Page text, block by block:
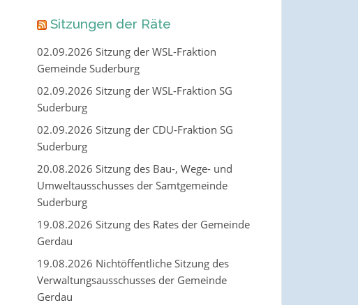
Sitzungen der Räte
02.09.2026 Sitzung der WSL-Fraktion
Gemeinde Suderburg
02.09.2026 Sitzung der WSL-Fraktion SG
Suderburg
02.09.2026 Sitzung der CDU-Fraktion SG
Suderburg
20.08.2026 Sitzung des Bau-, Wege- und
Umweltausschusses der Samtgemeinde
Suderburg
19.08.2026 Sitzung des Rates der Gemeinde
Gerdau
19.08.2026 Nichtöffentliche Sitzung des
Verwaltungsausschusses der Gemeinde
Gerdau